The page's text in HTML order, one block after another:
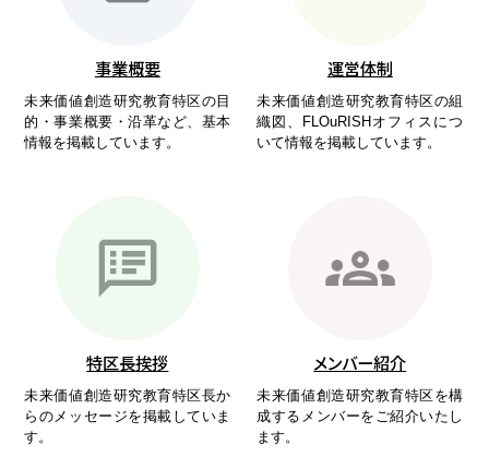
事業概要
未来価値創造研究教育特区の目
的・事業概要・沿革など、基本
情報を掲載しています。
運営体制
未来価値創造研究教育特区の組
織図、FLOuRISHオフィスにつ
いて情報を掲載しています。
特区長挨拶
未来価値創造研究教育特区長か
らのメッセージを掲載していま
す。
メンバー紹介
未来価値創造研究教育特区を構
成するメンバーをご紹介いたし
ます。